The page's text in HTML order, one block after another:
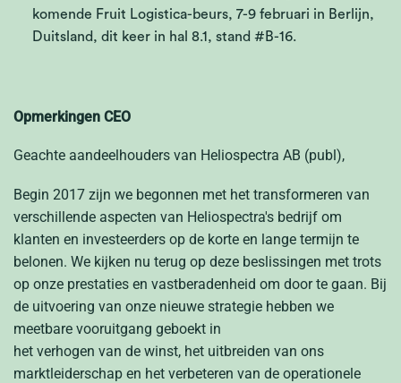
komende Fruit Logistica-beurs, 7-9 februari in Berlijn,
Duitsland, dit keer in hal 8.1, stand #B-16.
Opmerkingen CEO
Geachte aandeelhouders van Heliospectra AB (publ),
Begin 2017 zijn we begonnen met het transformeren van
verschillende aspecten van Heliospectra's bedrijf om
klanten en investeerders op de korte en lange termijn te
belonen. We kijken nu terug op deze beslissingen met trots
op onze prestaties en vastberadenheid om door te gaan. Bij
de uitvoering van onze nieuwe strategie hebben we
meetbare vooruitgang geboekt in
het verhogen van de winst, het uitbreiden van ons
marktleiderschap en het verbeteren van de operationele